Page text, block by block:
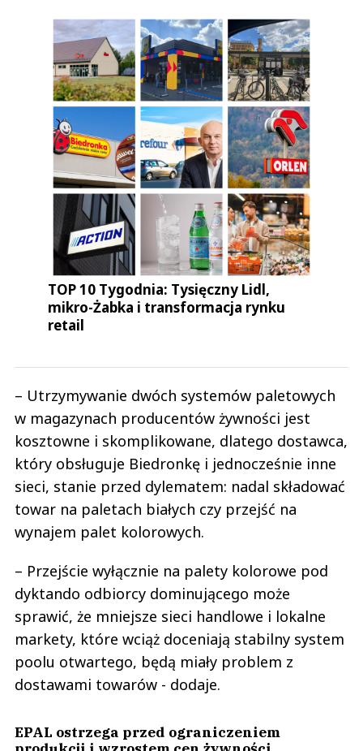
TOP 10 Tygodnia: Tysięczny Lidl,
mikro-Żabka i transformacja rynku
retail
– Utrzymywanie dwóch systemów paletowych
w magazynach producentów żywności jest
kosztowne i skomplikowane, dlatego dostawca,
który obsługuje Biedronkę i jednocześnie inne
sieci, stanie przed dylematem: nadal składować
towar na paletach białych czy przejść na
wynajem palet kolorowych.
– Przejście wyłącznie na palety kolorowe pod
dyktando odbiorcy dominującego może
sprawić, że mniejsze sieci handlowe i lokalne
markety, które wciąż doceniają stabilny system
poolu otwartego, będą miały problem z
dostawami towarów - dodaje.
EPAL ostrzega przed ograniczeniem